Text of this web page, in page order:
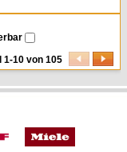
1-10 von 105